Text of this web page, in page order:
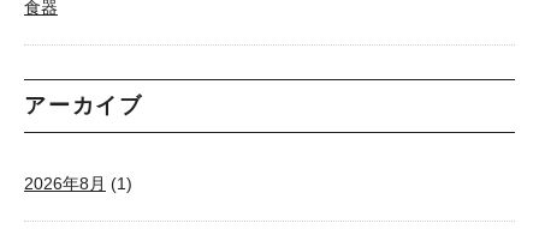
食器
アーカイブ
2026年8月 (1)